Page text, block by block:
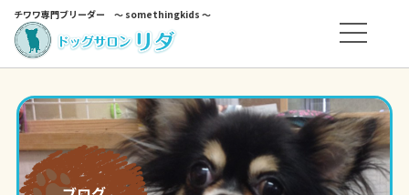
チワワ専門ブリーダー ～ somethingkids ～